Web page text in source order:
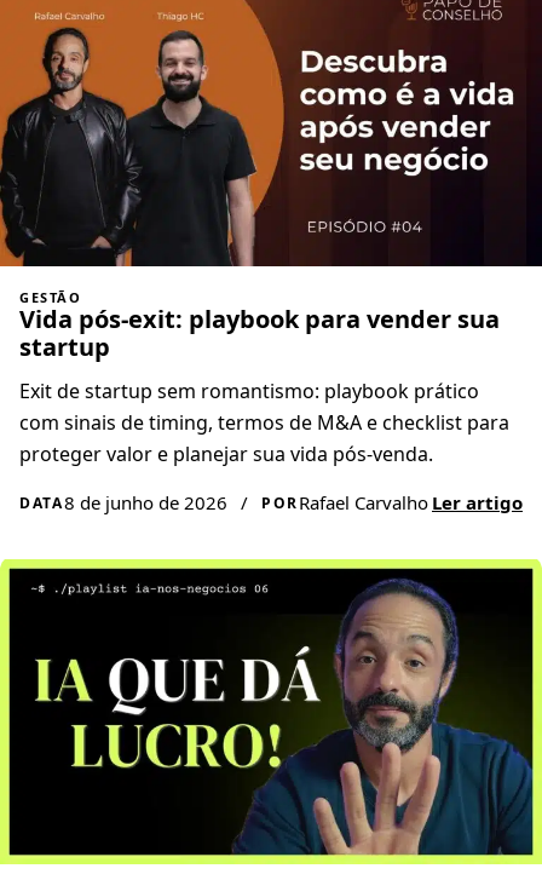
GESTÃO
Vida pós-exit: playbook para vender sua
startup
Exit de startup sem romantismo: playbook prático
com sinais de timing, termos de M&A e checklist para
proteger valor e planejar sua vida pós-venda.
DATA8 de junho de 2026 / PORRafael Carvalho Ler artigo